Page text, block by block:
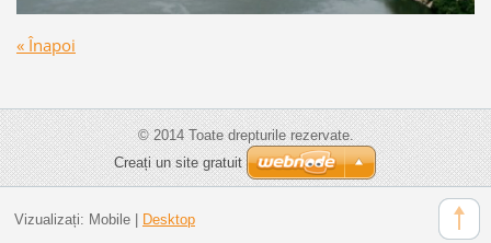
« Înapoi
© 2014 Toate drepturile rezervate.
Creați un site gratuit
Vizualizați: Mobile| Desktop